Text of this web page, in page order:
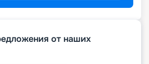
от наших